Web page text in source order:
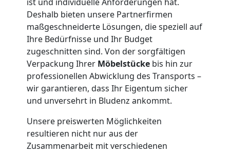
Deshalb bieten unsere Partnerfirmen
maßgeschneiderte Lösungen, die speziell auf
Ihre Bedürfnisse und Ihr Budget
zugeschnitten sind. Von der sorgfältigen
Verpackung Ihrer Möbelstücke bis hin zur
professionellen Abwicklung des Transports –
wir garantieren, dass Ihr Eigentum sicher
und unversehrt in Bludenz ankommt.
Unsere preiswerten Möglichkeiten
resultieren nicht nur aus der
Zusammenarbeit mit verschiedenen
Leonding
Tresortransport
Leonding
Umzug